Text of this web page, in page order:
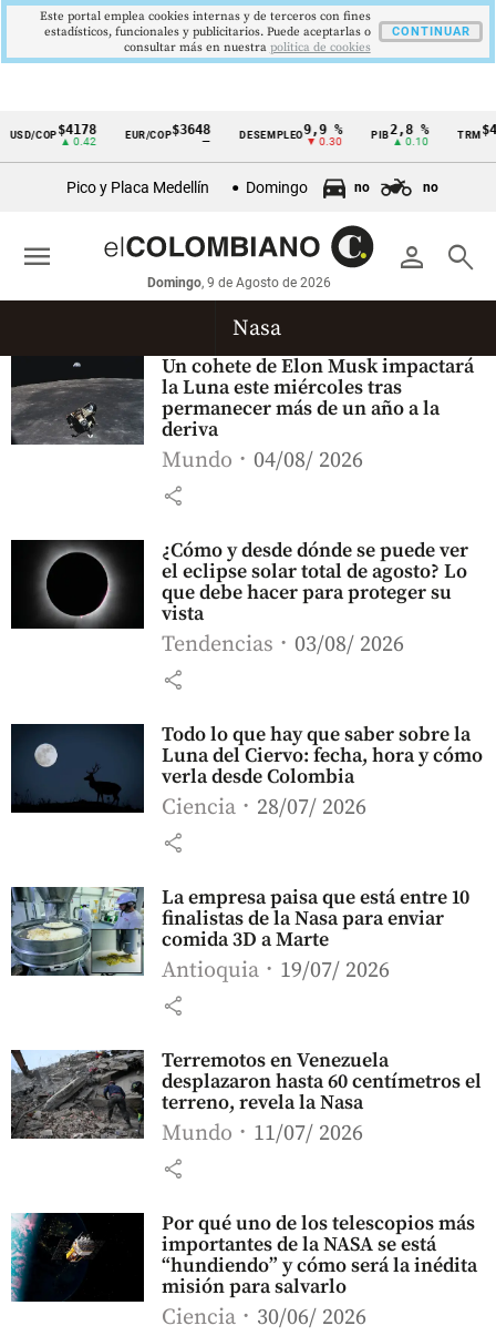
Cintillo
económicos
Colombia
USD/COP$4178
▲ 0.42
EUR/COP$3648
—
DESEMPLEO9,9 %
▼ 0.30
PIB 2,8 %
▲ 0.10
TRM
Pico y Placa Medellín Domingo no no
person search
Domingo, 9 de Agosto de 2026
menu
Nasa
Un cohete de Elon Musk impactará
la Luna este miércoles tras
permanecer más de un año a la
deriva
Mundo 04/08/ 2026
share
¿Cómo y desde dónde se puede ver
el eclipse solar total de agosto? Lo
que debe hacer para proteger su
vista
Tendencias 03/08/ 2026
share
Todo lo que hay que saber sobre la
Luna del Ciervo: fecha, hora y cómo
verla desde Colombia
Ciencia 28/07/ 2026
share
La empresa paisa que está entre 10
finalistas de la Nasa para enviar
comida 3D a Marte
Antioquia 19/07/ 2026
share
Terremotos en Venezuela
desplazaron hasta 60 centímetros el
terreno, revela la Nasa
Mundo 11/07/ 2026
share
Por qué uno de los telescopios más
importantes de la NASA se está
“hundiendo” y cómo será la inédita
misión para salvarlo
Ciencia 30/06/ 2026
Este portal emplea cookies internas y de terceros con fines
estadísticos, funcionales y publicitarios. Puede aceptarlas o
consultar más en nuestra politica de cookies
CONTINUAR